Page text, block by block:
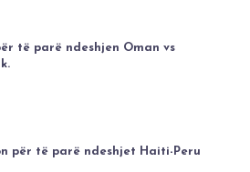
të parë ndeshjen Oman vs
për të parë ndeshjet Haiti-Peru